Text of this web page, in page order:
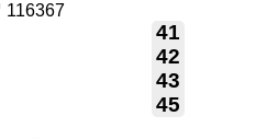
116367
41
42
43
45